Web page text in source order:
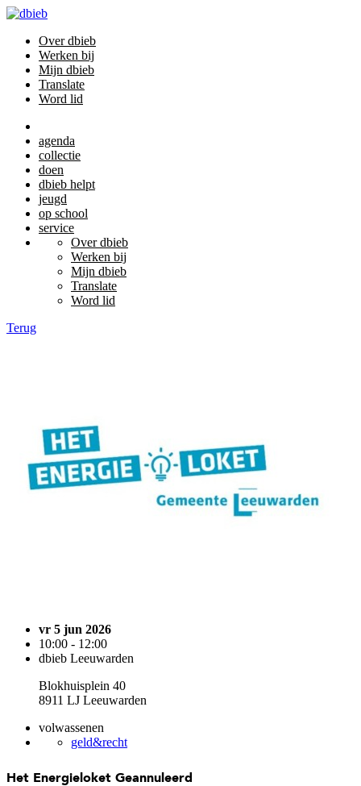
Over dbieb
Werken bij
Mijn dbieb
Translate
Word lid
agenda
collectie
doen
dbieb helpt
jeugd
op school
service
Over dbieb
Werken bij
Mijn dbieb
Translate
Word lid
Terug
vr 5 jun 2026
10:00 - 12:00
dbieb Leeuwarden
Blokhuisplein 40
8911 LJ Leeuwarden
volwassenen
geld&recht
Het Energieloket Geannuleerd